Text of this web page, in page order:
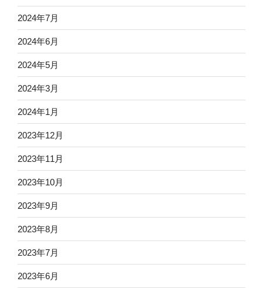
2024年7月
2024年6月
2024年5月
2024年3月
2024年1月
2023年12月
2023年11月
2023年10月
2023年9月
2023年8月
2023年7月
2023年6月